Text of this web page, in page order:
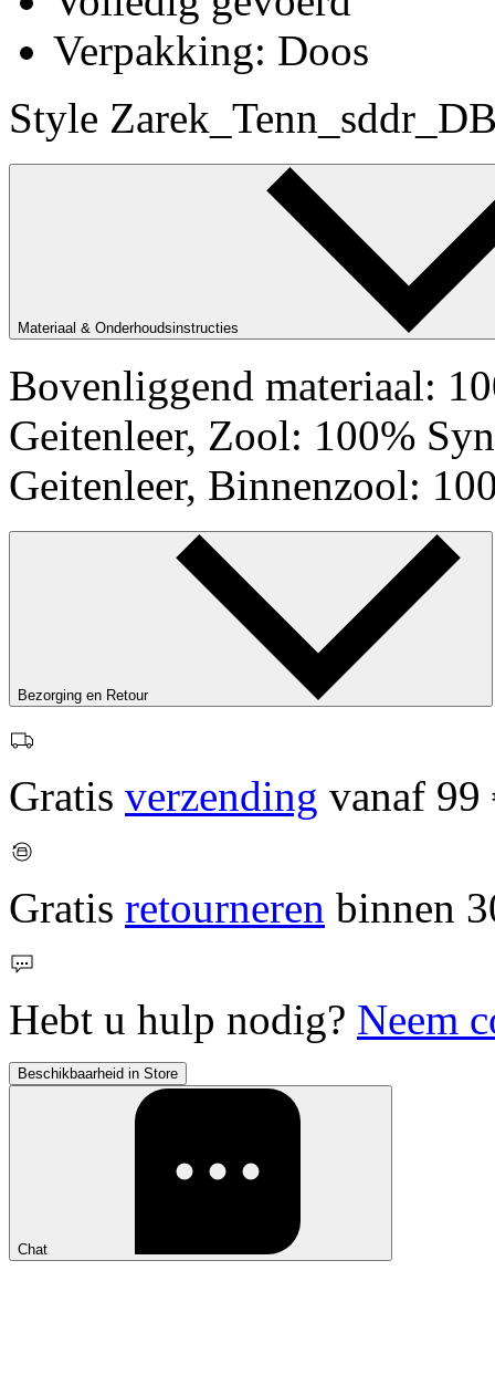
Verpakking: Doos
Style
Materiaal & Onderhoudsinstructies
Bovenliggend materiaal:
Geitenleer, Zool: 100%
Geitenleer, Binnenzool:
Bezorging en Retour
Gratis verzending vanaf 99
Gratis retourneren binnen
Hebt u hulp nodig? Neem
Beschikbaarheid in Store
Chat